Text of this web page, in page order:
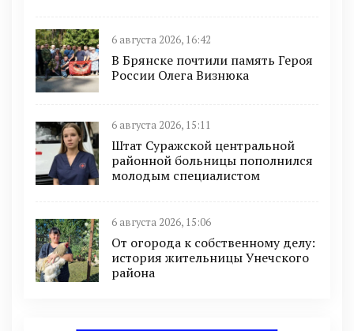
6 августа 2026, 16:42
В Брянске почтили память Героя
России Олега Визнюка
6 августа 2026, 15:11
Штат Суражской центральной
районной больницы пополнился
молодым специалистом
6 августа 2026, 15:06
От огорода к собственному делу:
история жительницы Унечского
района